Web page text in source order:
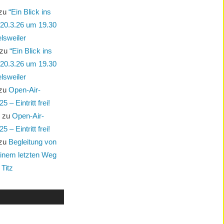
“Ein Blick ins
um 19.30
zu“Ein Blick ins
um 19.30
Open-Air-
– Eintritt frei!
zuOpen-Air-
– Eintritt frei!
Begleitung von
letzten Weg